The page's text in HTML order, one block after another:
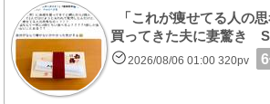
「これが痩せてる人の
買ってきた夫に妻驚き
2026/08/06 01:00 320pv